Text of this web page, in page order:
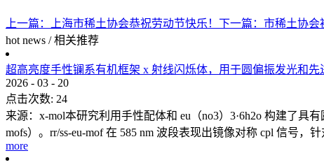
上一篇： 上海市稀土协会恭祝劳动节快乐！ 下一篇： 市稀土协会
hot news / 相关推荐
超高亮度手性镧系有机框架 x 射线闪烁体，用于圆偏振发光和先
2026 - 03 - 20
点击次数: 24
来源：x-mol本研究利用手性配体和 eu（no3）3·6h2o 构建了具
mofs）。rr/ss-eu-mof 在 585 nm 波段表现出镜像对称 cpl 信号
more